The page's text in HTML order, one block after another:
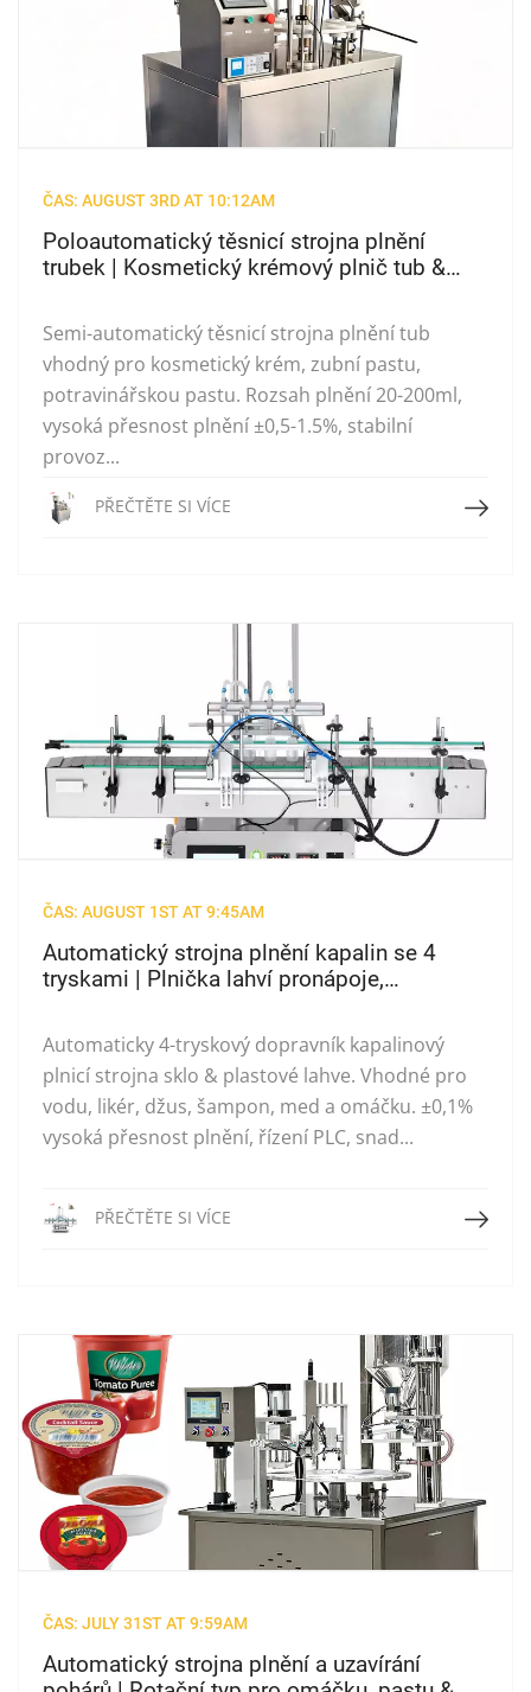
ČAS: AUGUST 3RD AT 10:12AM
Poloautomatický těsnicí strojna plnění
trubek | Kosmetický krémový plnič tub &
Semi-automatický těsnicí strojna plnění tub
vhodný pro kosmetický krém, zubní pastu,
potravinářskou pastu. Rozsah plnění 20-200ml,
vysoká přesnost plnění ±0,5-1.5%, stabilní
provoz...
PŘEČTĚTE SI VÍCE Přečtěte si více
ČAS: AUGUST 1ST AT 9:45AM
Automatický strojna plnění kapalin se 4
tryskami | Plnička lahví pronápoje,
Automaticky 4-tryskový dopravník kapalinový
plnicí strojna sklo & plastové lahve. Vhodné pro
vodu, likér, džus, šampon, med a omáčku. ±0,1%
vysoká přesnost plnění, řízení PLC, snad...
PŘEČTĚTE SI VÍCE Přečtěte si více
ČAS: JULY 31ST AT 9:59AM
Automatický strojna plnění a uzavírání